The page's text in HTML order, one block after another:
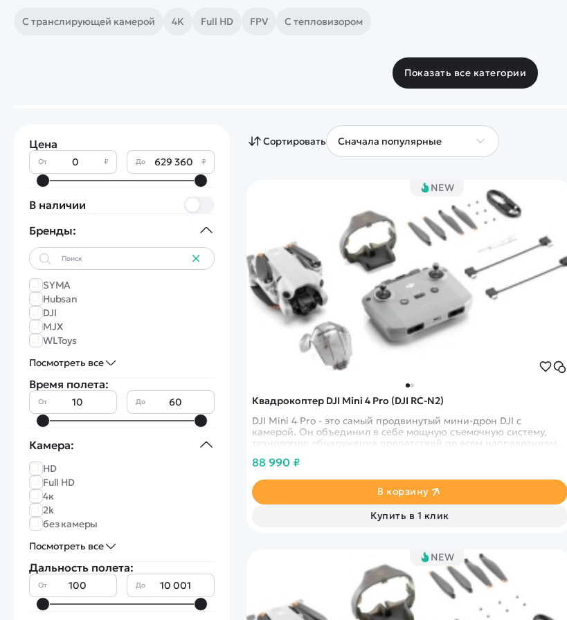
С транслирующей камерой 4K Full HD FPV С тепловизором
Показать все категории
Цена
От ₽ До ₽
В наличии
Бренды:
SYMA
Hubsan
DJI
MJX
WLToys
Посмотреть все
Время полета:
От До
Камера:
HD
Full HD
4к
2k
без камеры
Посмотреть все
Дальность полета:
От До
Сортировать
NEW
Квадрокоптер DJI Mini 4 Pro (DJI RC-N2)
DJI Mini 4 Pro - это самый продвинутый мини-дрон DJI с
камерой. Он объединил в себе мощную съемочную систему,
технологию обнаружения препятствий по всем направлениям,
режимом Trace Mode и возможность передачи видео на
расширил творческие горизонты как для профессионалов, так и
для начинающих пилотов.
88 990 ₽
В корзину
Купить в 1 клик
NEW